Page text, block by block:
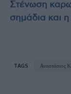
Στένωση
σημάδια και
TAGS Αναστάσιος